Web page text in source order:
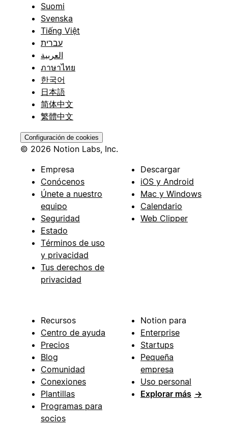
Suomi
Svenska
Tiếng Việt
עברית
العربية
ภาษาไทย
한국어
日本語
简体中文
繁體中文
Configuración de cookies
© 2026 Notion Labs, Inc.
Empresa
Conócenos
Únete a nuestro
equipo
Seguridad
Estado
Términos de uso
y privacidad
Tus derechos de
privacidad
Descargar
iOS y Android
Mac y Windows
Calendario
Web Clipper
Recursos
Centro de ayuda
Precios
Blog
Comunidad
Conexiones
Plantillas
Programas para
socios
Notion para
Enterprise
Startups
Pequeña
empresa
Uso personal
Explorar más →